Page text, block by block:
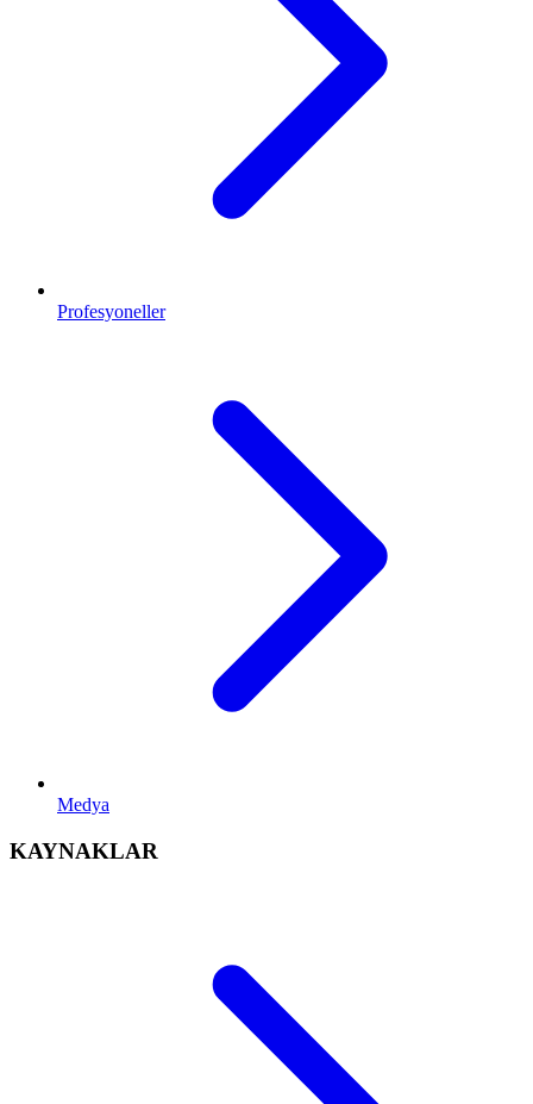
Profesyoneller
Medya
KAYNAKLAR